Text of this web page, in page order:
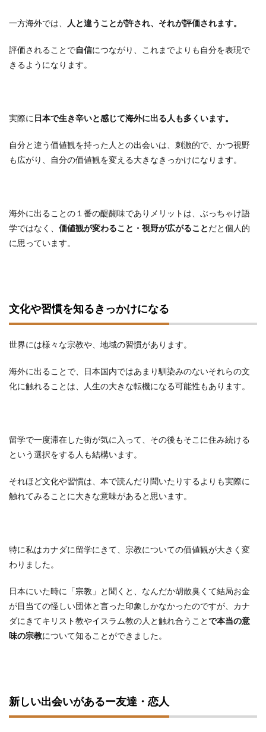
一方海外では、 人と違うことが許され、それが評価されます。
評価されることで自信につながり、これまでよりも自分を表現で
きるようになります。
実際に 日本で生き辛いと感じて海外に出る人も多くいます。
自分と違う価値観を持った人との出会いは、刺激的で、かつ視野
も広がり、自分の価値観を変える大きなきっかけになります。
海外に出ることの１番の醍醐味でありメリットは、ぶっちゃけ語
学ではなく、 価値観が変わること・視野が広がることだと個人的
に思っています。
文化や習慣を知るきっかけになる
世界には様々な宗教や、地域の習慣があります。
海外に出ることで、日本国内ではあまり馴染みのないそれらの文
化に触れることは、人生の大きな転機になる可能性もあります。
留学で一度滞在した街が気に入って、その後もそこに住み続ける
という選択をする人も結構います。
それほど文化や習慣は、本で読んだり聞いたりするよりも実際に
触れてみることに大きな意味があると思います。
特に私はカナダに留学にきて、宗教についての価値観が大きく変
わりました。
日本にいた時に「宗教」と聞くと、なんだか胡散臭くて結局お金
が目当ての怪しい団体と言った印象しかなかったのですが、カナ
ダにきてキリスト教やイスラム教の人と触れ合うことで本当の意
味の宗教について知ることができました。
新しい出会いがあるー友達・恋人